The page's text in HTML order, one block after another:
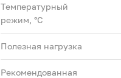
Температурный
режим, °C
Полезная нагрузка
Рекомендованная